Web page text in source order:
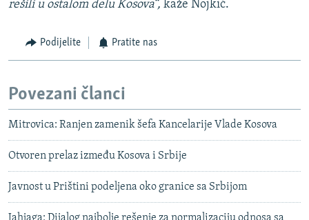
rešili u ostalom delu Kosova“, kaže Nojkić.
Podijelite Pratite nas
Povezani članci
Mitrovica: Ranjen zamenik šefa Kancelarije Vlade Kosova
Otvoren prelaz između Kosova i Srbije
Javnost u Prištini podeljena oko granice sa Srbijom